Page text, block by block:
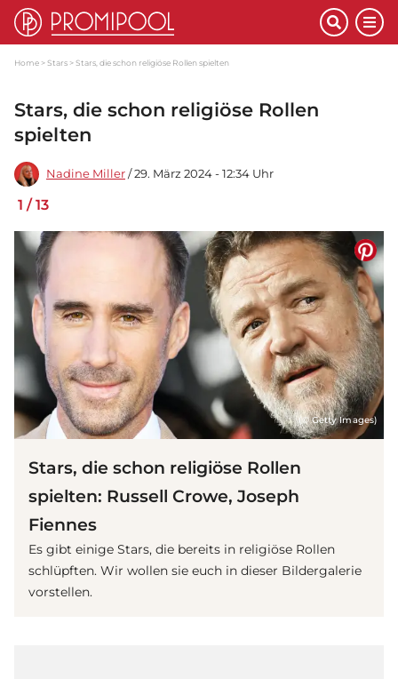
Home Stars Stars, die schon religiöse Rollen spielten
Stars, die schon religiöse Rollen
spielten
Nadine Miller / 29. März 2024 - 12:34 Uhr
1 /13
(© Getty Images)
Stars, die schon religiöse Rollen
spielten: Russell Crowe, Joseph
Fiennes
Es gibt einige Stars, die bereits in religiöse Rollen
schlüpften. Wir wollen sie euch in dieser Bildergalerie
vorstellen.